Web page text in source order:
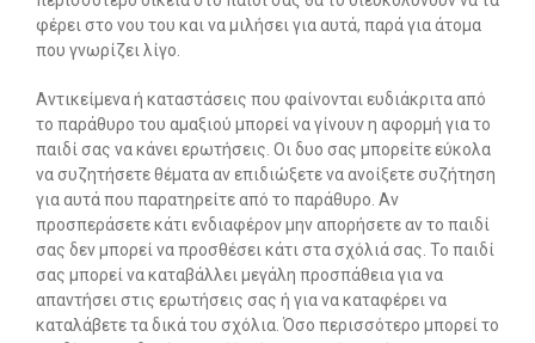
φέρει στο νου του και να μιλήσει για αυτά, παρά για άτομα
που γνωρίζει λίγο.
Αντικείμενα ή καταστάσεις που φαίνονται ευδιάκριτα από
το παράθυρο του αμαξιού μπορεί να γίνουν η αφορμή για το
παιδί σας να κάνει ερωτήσεις. Οι δυο σας μπορείτε εύκολα
να συζητήσετε θέματα αν επιδιώξετε να ανοίξετε συζήτηση
για αυτά που παρατηρείτε από το παράθυρο. Αν
προσπεράσετε κάτι ενδιαφέρον μην απορήσετε αν το παιδί
σας δεν μπορεί να προσθέσει κάτι στα σχόλιά σας. Το παιδί
σας μπορεί να καταβάλλει μεγάλη προσπάθεια για να
απαντήσει στις ερωτήσεις σας ή για να καταφέρει να
καταλάβετε τα δικά του σχόλια. Όσο περισσότερο μπορεί το